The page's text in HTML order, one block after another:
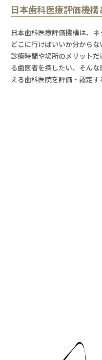
日本歯科医療評価機構
日本⻭科医療評価機構は、ネ
どこに行けばいいか分からな
診療時間や場所のメリット
る⻭医者を探したい、そん
える⻭科医院を評価・認定す